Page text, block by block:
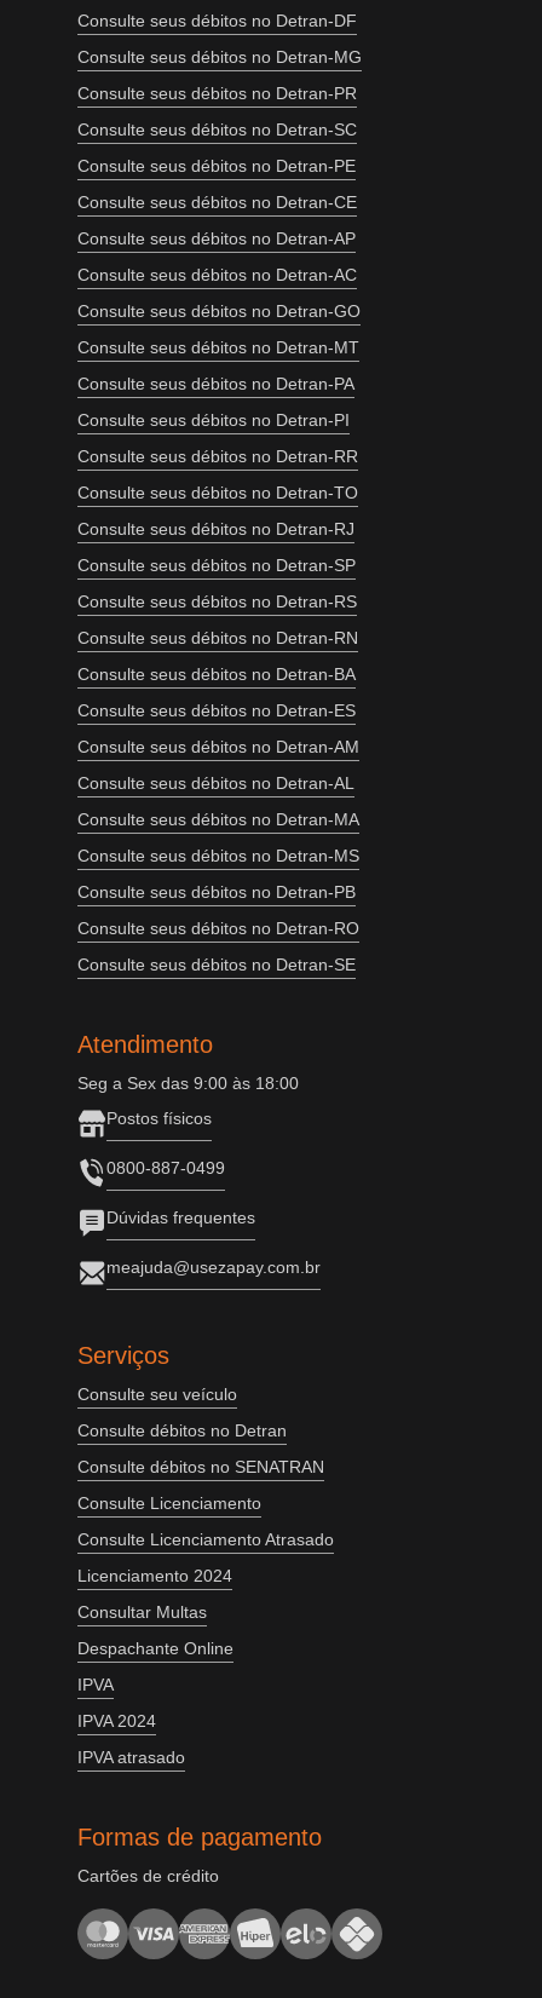
Consulte seus débitos no Detran-DF
Consulte seus débitos no Detran-MG
Consulte seus débitos no Detran-PR
Consulte seus débitos no Detran-SC
Consulte seus débitos no Detran-PE
Consulte seus débitos no Detran-CE
Consulte seus débitos no Detran-AP
Consulte seus débitos no Detran-AC
Consulte seus débitos no Detran-GO
Consulte seus débitos no Detran-MT
Consulte seus débitos no Detran-PA
Consulte seus débitos no Detran-PI
Consulte seus débitos no Detran-RR
Consulte seus débitos no Detran-TO
Consulte seus débitos no Detran-RJ
Consulte seus débitos no Detran-SP
Consulte seus débitos no Detran-RS
Consulte seus débitos no Detran-RN
Consulte seus débitos no Detran-BA
Consulte seus débitos no Detran-ES
Consulte seus débitos no Detran-AM
Consulte seus débitos no Detran-AL
Consulte seus débitos no Detran-MA
Consulte seus débitos no Detran-MS
Consulte seus débitos no Detran-PB
Consulte seus débitos no Detran-RO
Consulte seus débitos no Detran-SE
Atendimento
Seg a Sex das 9:00 às 18:00
Postos físicos
0800-887-0499
Dúvidas frequentes
meajuda@usezapay.com.br
Serviços
Consulte seu veículo
Consulte débitos no Detran
Consulte débitos no SENATRAN
Consulte Licenciamento
Consulte Licenciamento Atrasado
Licenciamento 2024
Consultar Multas
Despachante Online
IPVA
IPVA 2024
IPVA atrasado
Formas de pagamento
Cartões de crédito